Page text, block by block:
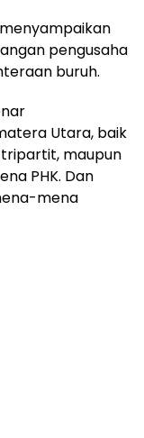
pengusaha
buruh.
Utara, baik
maupun
PHK. Dan
mena